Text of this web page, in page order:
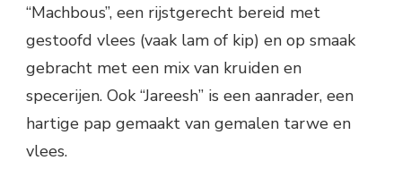
“Machbous”, een rijstgerecht bereid met
gestoofd vlees (vaak lam of kip) en op smaak
gebracht met een mix van kruiden en
specerijen. Ook “Jareesh” is een aanrader, een
hartige pap gemaakt van gemalen tarwe en
vlees.